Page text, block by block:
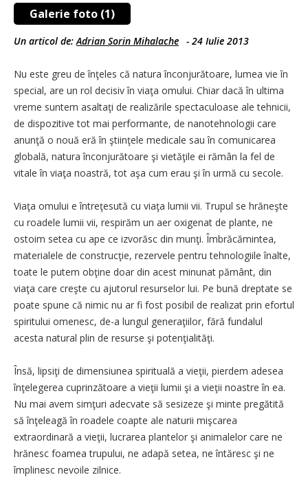
Galerie foto (1)
Un articol de: Adrian Sorin Mihalache - 24 Iulie 2013
Nu este greu de înţeles că natura înconjurătoare, lumea vie în
special, are un rol decisiv în viaţa omului. Chiar dacă în ultima
vreme suntem asaltaţi de realizările spectaculoase ale tehnicii,
de dispozitive tot mai performante, de nanotehnologii care
anunţă o nouă eră în ştiinţele medicale sau în comunicarea
globală, natura înconjurătoare şi vietăţile ei rămân la fel de
vitale în viaţa noastră, tot aşa cum erau şi în urmă cu secole.
Viaţa omului e întreţesută cu viaţa lumii vii. Trupul se hrăneşte
cu roadele lumii vii, respirăm un aer oxigenat de plante, ne
ostoim setea cu ape ce izvorăsc din munţi. Îmbrăcămintea,
materialele de construcţie, rezervele pentru tehnologiile înalte,
toate le putem obţine doar din acest minunat pământ, din
viaţa care creşte cu ajutorul resurselor lui. Pe bună dreptate se
poate spune că nimic nu ar fi fost posibil de realizat prin efortul
spiritului omenesc, de-a lungul generaţiilor, fără fundalul
acesta natural plin de resurse şi potenţialităţi.
Însă, lipsiţi de dimensiunea spirituală a vieţii, pierdem adesea
înţelegerea cuprinzătoare a vieţii lumii şi a vieţii noastre în ea.
Nu mai avem simţuri adecvate să sesizeze şi minte pregătită
să înţeleagă în roadele coapte ale naturii mişcarea
extraordinară a vieţii, lucrarea plantelor şi animalelor care ne
hrănesc foamea trupului, ne adapă setea, ne întăresc şi ne
împlinesc nevoile zilnice.